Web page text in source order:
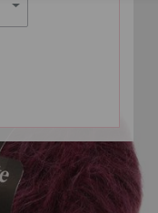
28-pink